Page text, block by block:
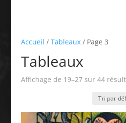
Accueil / Tableaux/ Page 3
Tableaux
Affichage de 19–27 sur 44